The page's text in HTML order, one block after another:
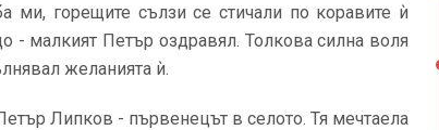
ми, горещите сълзи се стичали по коравите ѝ
- малкият Петър оздравял. Толкова силна воля
желанията ѝ.
Липков - първенецът в селото. Тя мечтаела